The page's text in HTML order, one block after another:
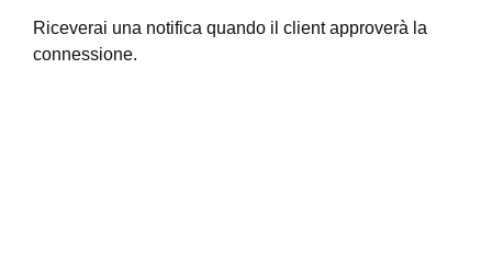
Riceverai una notifica quando il client approverà la
connessione.